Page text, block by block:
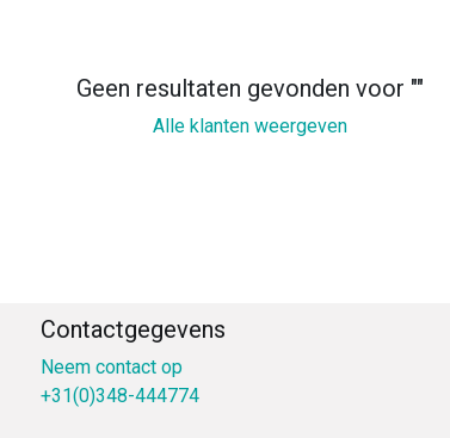
Geen resultaten gevonden voor ""
Alle klanten weergeven
Contactgegevens
Neem contact op
+31(0)348-444774